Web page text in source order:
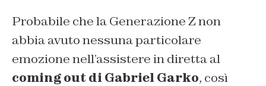
Probabile che la Generazione Z non
abbia avuto nessuna particolare
emozione nell’assistere in diretta al
coming out di Gabriel Garko, così